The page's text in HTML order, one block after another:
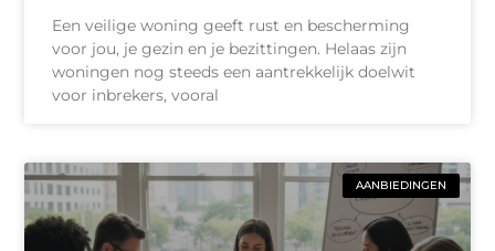
Een veilige woning geeft rust en bescherming
voor jou, je gezin en je bezittingen. Helaas zijn
woningen nog steeds een aantrekkelijk doelwit
voor inbrekers, vooral
AANBIEDINGEN